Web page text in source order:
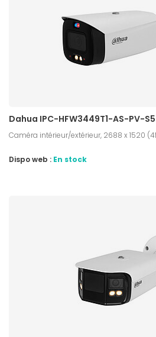
Dahua IPC-HFW3449T1-AS-PV-
Caméra intérieur/extérieur, 2688 x 1520
Dispo web : En stock